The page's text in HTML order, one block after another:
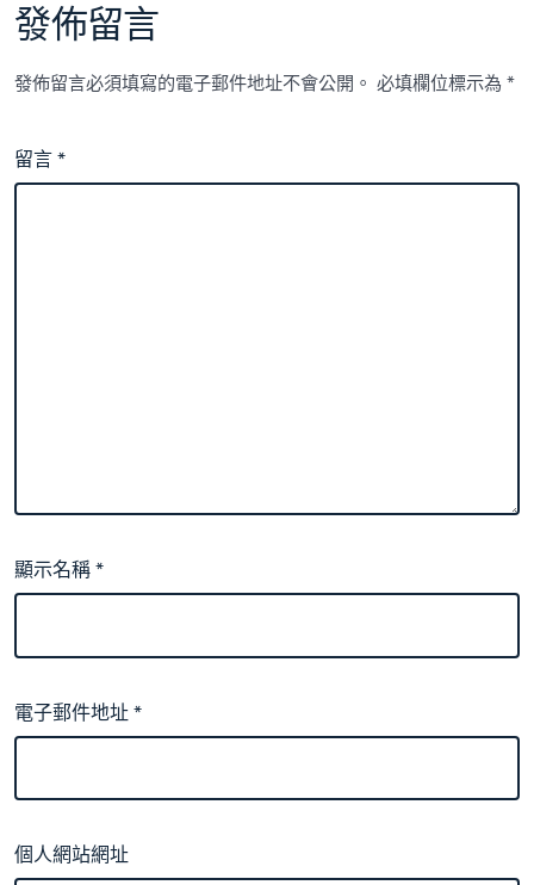
發佈留言
發佈留言必須填寫的電子郵件地址不會公開。 必填欄位標示為*
留言*
顯示名稱*
電子郵件地址*
個人網站網址